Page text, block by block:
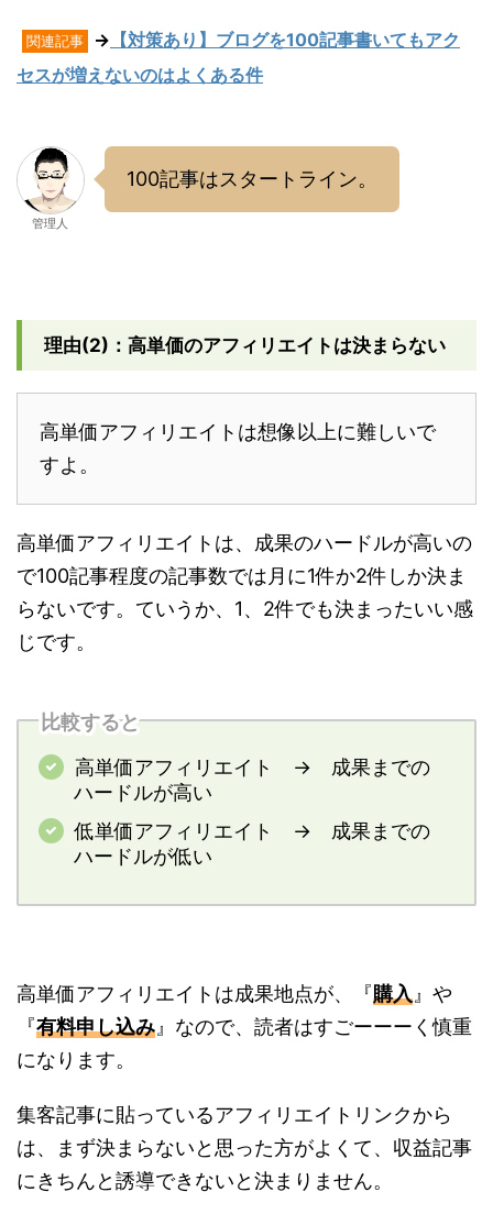
関連記事 → 【対策あり】ブログを100記事書いてもアク
セスが増えないのはよくある件
管理人
100記事はスタートライン。
理由(2)：高単価のアフィリエイトは決まらない
高単価アフィリエイトは想像以上に難しいで
すよ。
高単価アフィリエイトは、成果のハードルが高いの
で100記事程度の記事数では月に1件か2件しか決ま
らないです。ていうか、1、2件でも決まったいい感
じです。
比較すると
高単価アフィリエイト → 成果までの
ハードルが高い
低単価アフィリエイト → 成果までの
ハードルが低い
高単価アフィリエイトは成果地点が、『購入 』や
『有料申し込み 』なので、読者はすごーーーく慎重
になります。
集客記事に貼っているアフィリエイトリンクから
は、まず決まらないと思った方がよくて、収益記事
にきちんと誘導できないと決まりません。